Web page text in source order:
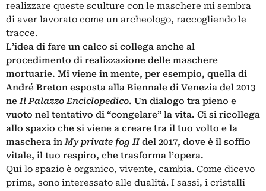
realizzare queste sculture con le maschere mi sembra
di aver lavorato come un archeologo, raccogliendo le
tracce.
L’idea di fare un calco si collega anche al
procedimento di realizzazione delle maschere
mortuarie. Mi viene in mente, per esempio, quella di
André Breton esposta alla Biennale di Venezia del 2013
neIl Palazzo Enciclopedico. Un dialogo tra pieno e
vuoto nel tentativo di “congelare” la vita. Ci si ricollega
allo spazio che si viene a creare tra il tuo volto e la
maschera inMy private fog IIdel 2017, dove è il soffio
vitale, il tuo respiro, che trasforma l’opera.
Qui lo spazio è organico, vivente, cambia. Come dicevo
prima, sono interessato alle dualità. I sassi, i cristalli